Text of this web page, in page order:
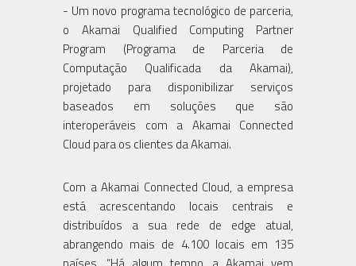
- Um novo programa tecnológico de parceria,
o Akamai Qualified Computing Partner
Program (Programa de Parceria de
Computação Qualificada da Akamai),
projetado para disponibilizar serviços
baseados em soluções que são
interoperáveis com a Akamai Connected
Cloud para os clientes da Akamai.
Com a Akamai Connected Cloud, a empresa
está acrescentando locais centrais e
distribuídos a sua rede de edge atual,
abrangendo mais de 4.100 locais em 135